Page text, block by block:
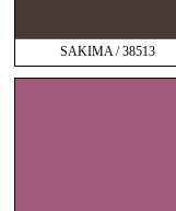
SAKIMA / 38513